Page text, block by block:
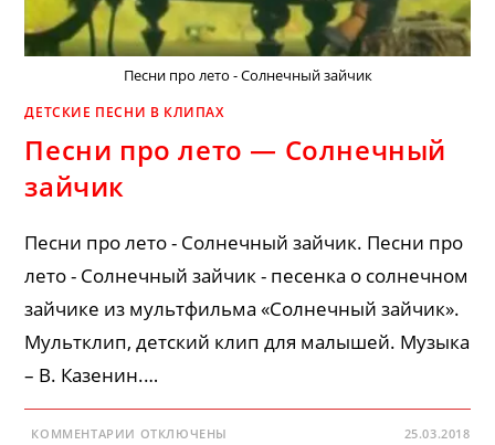
Песни про лето - Солнечный зайчик
ДЕТСКИЕ ПЕСНИ В КЛИПАХ
Песни про лето — Солнечный
зайчик
Песни про лето - Солнечный зайчик. Песни про
лето - Солнечный зайчик - песенка о солнечном
зайчике из мультфильма «Солнечный зайчик».
Мультклип, детский клип для малышей. Музыка
– В. Казенин.…
КОММЕНТАРИИ КОТКЛЮЧЕНЫ 25.03.2018